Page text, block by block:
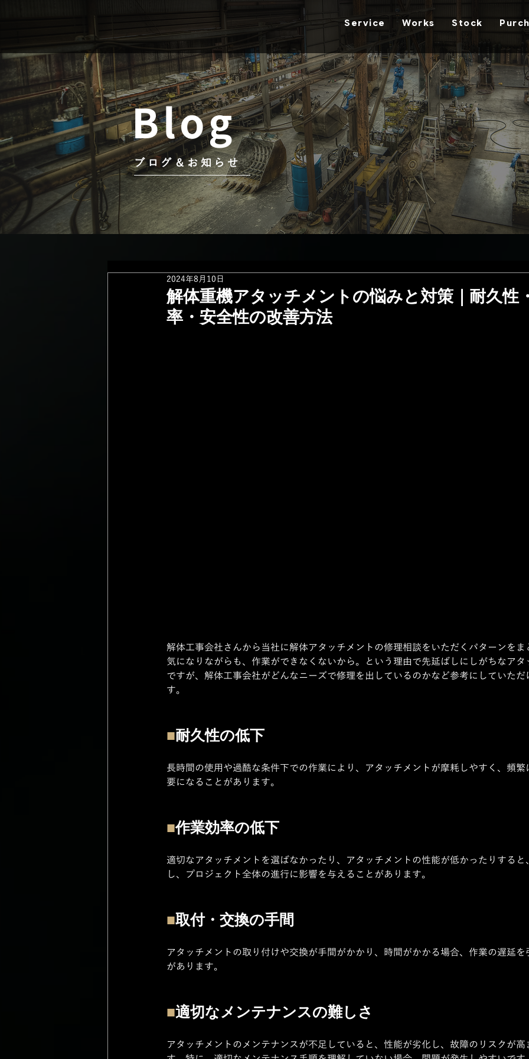
Service Works Stock
Blog
ブログ＆お知らせ
解体重機アタッチメントの悩みと対策｜耐久性
率・安全性の改善方法
2024年8月10日
解体工事会社さんから当社に解体アタッチメントの修理相談をいただくパターンをま
気になりながらも、作業ができなくないから。という理由で先延ばしにしがちなアタ
ですが、解体工事会社がどんなニーズで修理を出しているのかなど参考にしていただ
す。
■耐久性の低下
長時間の使用や過酷な条件下での作業により、アタッチメントが摩耗しやすく、頻繁
要になることがあります。
■作業効率の低下
適切なアタッチメントを選ばなかったり、アタッチメントの性能が低かったりすると
し、プロジェクト全体の進行に影響を与えることがあります。
■取付・交換の手間
アタッチメントの取り付けや交換が手間がかかり、時間がかかる場合、作業の遅延
があります。
■適切なメンテナンスの難しさ
アタッチメントのメンテナンスが不足していると、性能が劣化し、故障のリスクが